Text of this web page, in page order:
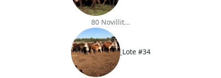
80 Novillit...
Lote #34